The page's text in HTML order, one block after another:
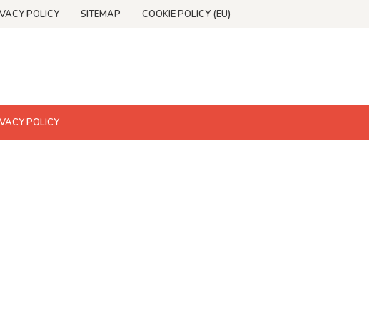
POLICY SITEMAP COOKIE POLICY (EU)
POLICY